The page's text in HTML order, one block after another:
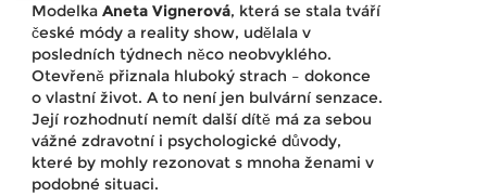
Modelka Aneta Vignerová, která se stala tváří
české módy a reality show, udělala v
posledních týdnech něco neobvyklého.
Otevřeně přiznala hluboký strach – dokonce
o vlastní život. A to není jen bulvární senzace.
Její rozhodnutí nemít další dítě má za sebou
vážné zdravotní i psychologické důvody,
které by mohly rezonovat s mnoha ženami v
podobné situaci.